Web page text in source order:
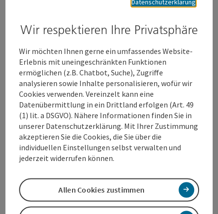
Herkunft und ihrem Leistungsvermögen, vielfältige
Schüler:innen ab der 1. Schulstufe bis hin zu
Kultur kennen. Junge Menschen bekommen einen
Einblick in die Produktionsbedingungen von Medien,
auf deren Grundlage sie selbst Medieninhalte
produzieren und kritisch betrachten können.
Wir bieten eine fundierte Plattform zur
Auseinandersetzung mit der Welt der Kunst, der
Kultur und der Medien. Im Mittelpunkt stehen das
selbstständige Ausprobieren, die Partizipation und
Mitbestimmung an kreativen Prozessen mit dem Ziel
einen barrierefreien Zugang zu schaffen.
Folgendes:
Wie funktionieren digitale Technologien?
Welche gesellschaftlichen Wechselwirkungen
Datenschutzerklärung
Wir respektieren Ihre Privatsphäre
Wir möchten Ihnen gerne ein umfassendes Website-
Erlebnis mit uneingeschränkten Funktionen
ermöglichen (z.B. Chatbot, Suche), Zugriffe
analysieren sowie Inhalte personalisieren, wofür wir
Cookies verwenden. Vereinzelt kann eine
Datenübermittlung in ein Drittland erfolgen (Art. 49
(1) lit. a DSGVO). Nähere Informationen finden Sie in
unserer Datenschutzerklärung. Mit Ihrer Zustimmung
akzeptieren Sie die Cookies, die Sie über die
individuellen Einstellungen selbst verwalten und
jederzeit widerrufen können.
Allen Cookies zustimmen